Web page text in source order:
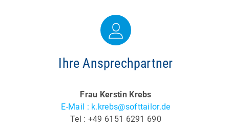
Ihre Ansprechpartner
Frau Kerstin Krebs
E-Mail : k.krebs@softtailor.de
Tel : +49 6151 6291 690